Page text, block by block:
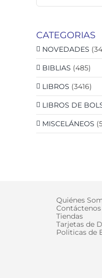
CATEGORIAS
NOVEDADES
BIBLIAS (485)
LIBROS (3416)
LIBROS DE
MISCELÁNEOS
Quiénes
Contáctenos
Tiendas
Tarjetas de
Politicas de